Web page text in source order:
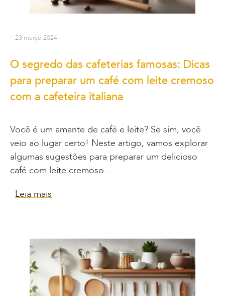
23 março 2024
O segredo das cafeterias famosas: Dicas
para preparar um café com leite cremoso
com a cafeteira italiana
Você é um amante de café e leite? Se sim, você
veio ao lugar certo! Neste artigo, vamos explorar
algumas sugestões para preparar um delicioso
café com leite cremoso…
Leia mais